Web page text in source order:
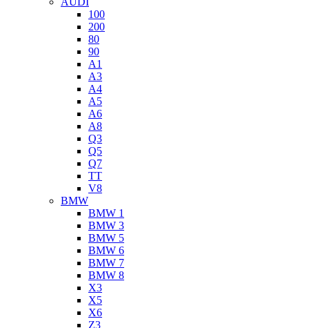
100
200
80
90
A1
A3
A4
A5
A6
A8
Q3
Q5
Q7
TT
V8
BMW
BMW 1
BMW 3
BMW 5
BMW 6
BMW 7
BMW 8
X3
X5
X6
Z3